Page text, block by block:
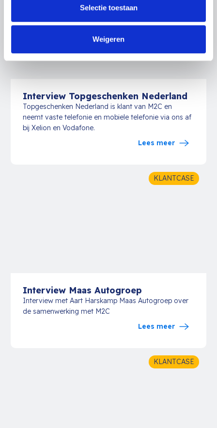
Selectie toestaan
Weigeren
Interview Topgeschenken Nederland
Topgeschenken Nederland is klant van M2C en
neemt vaste telefonie en mobiele telefonie via ons af
bij Xelion en Vodafone.
Lees meer
KLANTCASE
Interview Maas Autogroep
Interview met Aart Harskamp Maas Autogroep over
de samenwerking met M2C
Lees meer
KLANTCASE